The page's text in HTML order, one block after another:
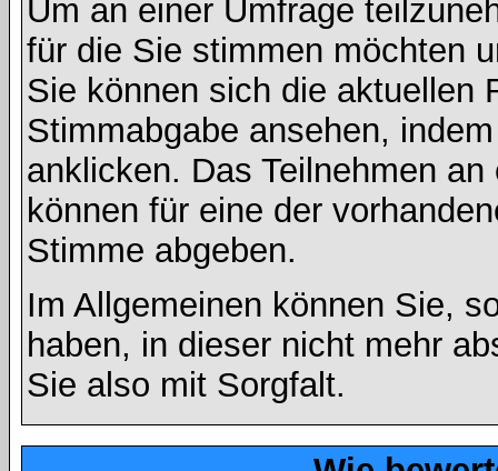
Um an einer Umfrage
für die Sie stimmen möchten
Sie können sich die aktuellen
Stimmabgabe ansehen,
anklicken. Das Teilnehmen
können für eine der
Stimme abgeben.
Im Allgemeinen können Sie,
haben, in dieser nicht mehr
Sie also mit Sorgfalt.